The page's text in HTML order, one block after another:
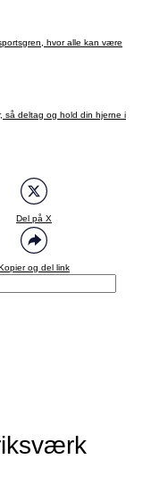
hvor alle kan være
så deltag og hold din hjerne i
Del på X
og del link